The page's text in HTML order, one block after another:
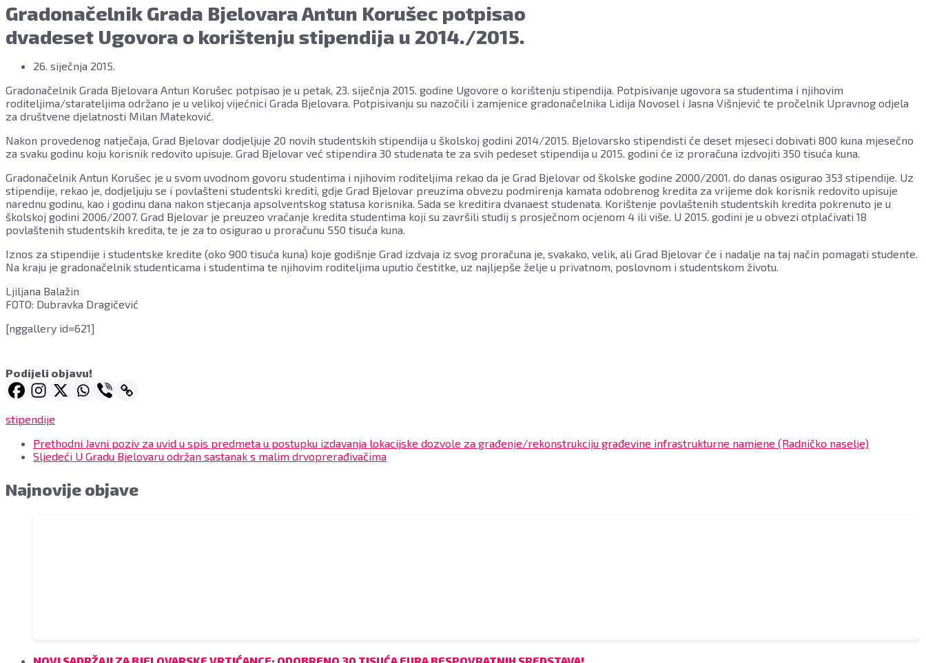
Korušec
dvadeset
stipendija
u
2014/2015.,
siječnja
2015.,
vijećnica
Grada
Bjelovara
FOTO:
Dubravka
Dragičević
www.bjelovar.hr
Gradonačelnik Grada Bjelovara Antun Korušec potpisao
dvadeset Ugovora o korištenju stipendija u 2014./2015.
26. siječnja 2015.
Gradonačelnik Grada Bjelovara Antun Korušec potpisao je u petak, 23. siječnja 2015. godine Ugovore o korištenju stipendija. Potpisivanje ugovora sa studentima i njihovim
roditeljima/starateljima održano je u velikoj vijećnici Grada Bjelovara. Potpisivanju su nazočili i zamjenice gradonačelnika Lidija Novosel i Jasna Višnjević te pročelnik Upravnog odjela
za društvene djelatnosti Milan Mateković.
Nakon provedenog natječaja, Grad Bjelovar dodjeljuje 20 novih studentskih stipendija u školskoj godini 2014/2015. Bjelovarsko stipendisti će deset mjeseci dobivati 800 kuna mjesečno
za svaku godinu koju korisnik redovito upisuje. Grad Bjelovar već stipendira 30 studenata te za svih pedeset stipendija u 2015. godini će iz proračuna izdvojiti 350 tisuća kuna.
Gradonačelnik Antun Korušec je u svom uvodnom govoru studentima i njihovim roditeljima rekao da je Grad Bjelovar od školske godine 2000/2001. do danas osigurao 353 stipendije. Uz
stipendije, rekao je, dodjeljuju se i povlašteni studentski krediti, gdje Grad Bjelovar preuzima obvezu podmirenja kamata odobrenog kredita za vrijeme dok korisnik redovito upisuje
narednu godinu, kao i godinu dana nakon stjecanja apsolventskog statusa korisnika. Sada se kreditira dvanaest studenata. Korištenje povlaštenih studentskih kredita pokrenuto je u
školskoj godini 2006/2007. Grad Bjelovar je preuzeo vraćanje kredita studentima koji su završili studij s prosječnom ocjenom 4 ili više. U 2015. godini je u obvezi otplaćivati 18
povlaštenih studentskih kredita, te je za to osigurao u proračunu 550 tisuća kuna.
Iznos za stipendije i studentske kredite (oko 900 tisuća kuna) koje godišnje Grad izdvaja iz svog proračuna je, svakako, velik, ali Grad Bjelovar će i nadalje na taj način pomagati studente.
Na kraju je gradonačelnik studenticama i studentima te njihovim roditeljima uputio čestitke, uz najljepše želje u privatnom, poslovnom i studentskom životu.
Ljiljana Balažin
FOTO: Dubravka Dragičević
[nggallery id=621]
Podijeli objavu!
stipendije
Prethodni Javni poziv za uvid u spis predmeta u postupku izdavanja lokacijske dozvole za građenje/rekonstrukciju građevine infrastrukturne namjene (Radničko naselje)
Sljedeći U Gradu Bjelovaru održan sastanak s malim drvoprerađivačima
Najnovije objave